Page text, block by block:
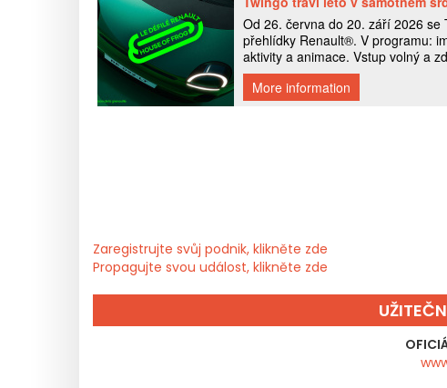
Zaregistrujte svůj podnik, klikněte zde
Propagujte svou událost, klikněte zde